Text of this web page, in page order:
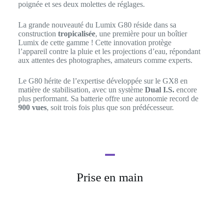
poignée et ses deux molettes de réglages.
La grande nouveauté du Lumix G80 réside dans sa
construction tropicalisée, une première pour un boîtier
Lumix de cette gamme ! Cette innovation protège
l’appareil contre la pluie et les projections d’eau, répondant
aux attentes des photographes, amateurs comme experts.
Le G80 hérite de l’expertise développée sur le GX8 en
matière de stabilisation, avec un système Dual I.S.encore
plus performant. Sa batterie offre une autonomie record de
900 vues, soit trois fois plus que son prédécesseur.
Prise en main